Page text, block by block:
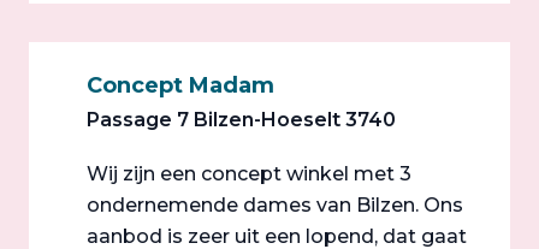
Concept Madam
Passage 7 Bilzen-Hoeselt 3740
Wij zijn een concept winkel met 3
ondernemende dames van Bilzen. Ons
aanbod is zeer uit een lopend, dat gaat